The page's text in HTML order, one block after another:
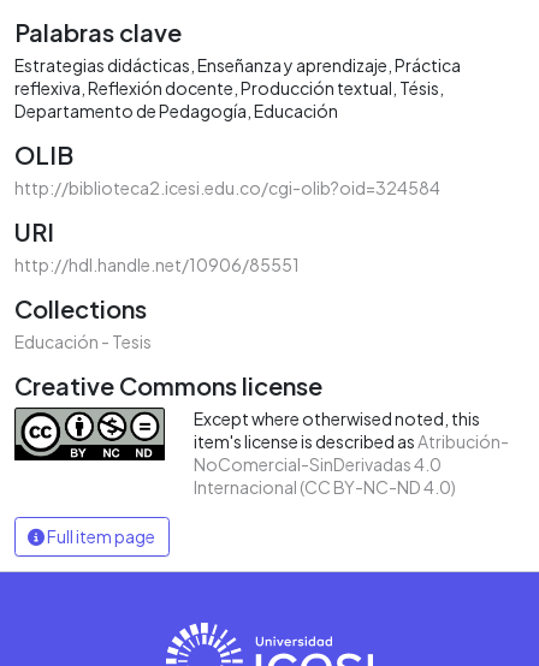
Palabras clave
Estrategias didácticas Enseñanza y aprendizaje Práctica
reflexiva Reflexión docente Producción textual Tésis
Departamento de Pedagogía Educación
OLIB
http://biblioteca2.icesi.edu.co/cgi-olib?oid=324584
URI
http://hdl.handle.net/10906/85551
Collections
Educación - Tesis
Creative Commons license
Except where otherwised noted, this
item's license is described asAtribución-
NoComercial-SinDerivadas 4.0
Internacional (CC BY-NC-ND 4.0)
Full item page